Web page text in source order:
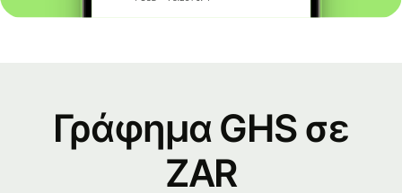
Γράφημα GHS σε
ZAR